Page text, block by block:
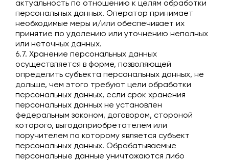
актуальность по отношению к целям обработки
персональных данных. Оператор принимает
необходимые меры и/или обеспечивает их
принятие по удалению или уточнению неполных
или неточных данных.
6.7. Хранение персональных данных
осуществляется в форме, позволяющей
определить субъекта персональных данных, не
дольше, чем этого требуют цели обработки
персональных данных, если срок хранения
персональных данных не установлен
федеральным законом, договором, стороной
которого, выгодоприобретателем или
поручителем по которому является субъект
персональных данных. Обрабатываемые
персональные данные уничтожаются либо